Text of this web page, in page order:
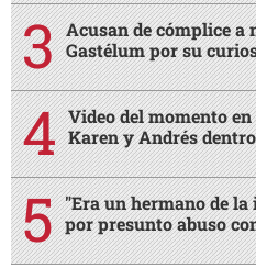
Acusan de cómplice a
Gastélum por su
Video del momento
Karen y Andrés
"Era un hermano de la
por presunto abuso